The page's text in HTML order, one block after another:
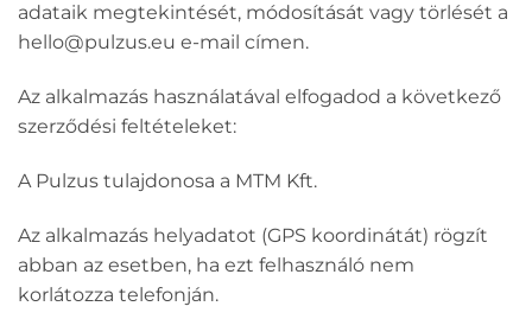
adataik megtekintését, módosítását vagy törlését a
hello@pulzus.eu e-mail címen.
Az alkalmazás használatával elfogadod a következő
szerződési feltételeket:
A Pulzus tulajdonosa a MTM Kft.
Az alkalmazás helyadatot (GPS koordinátát) rögzít
abban az esetben, ha ezt felhasználó nem
korlátozza telefonján.